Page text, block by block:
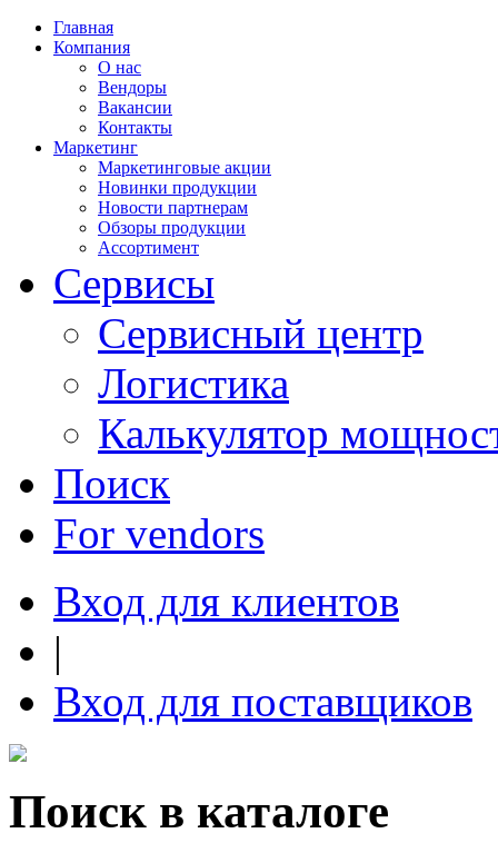
Главная
Компания
О нас
Вендоры
Вакансии
Контакты
Маркетинг
Маркетинговые акции
Новинки продукции
Новости партнерам
Обзоры продукции
Ассортимент
Сервисы
Сервисный центр
Логистика
Калькулятор
Поиск
For vendors
Вход для клиентов
|
Вход для поставщиков
Поиск в каталоге